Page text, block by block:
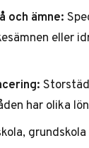
och ämne:
eller
har olika